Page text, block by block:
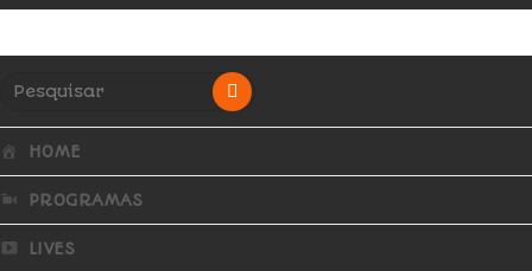
HOME
PROGRAMAS
LIVES